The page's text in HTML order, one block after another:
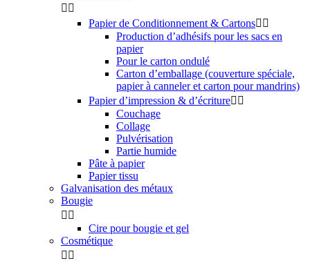
 
Papier de Conditionnement & Cartons 
Production d’adhésifs pour les sacs en
papier
Pour le carton ondulé
Carton d’emballage (couverture spéciale,
papier à canneler et carton pour mandrins)
Papier d’impression & d’écriture 
Couchage
Collage
Pulvérisation
Partie humide
Pâte à papier
Papier tissu
Galvanisation des métaux
Bougie
 
Cire pour bougie et gel
Cosmétique
 